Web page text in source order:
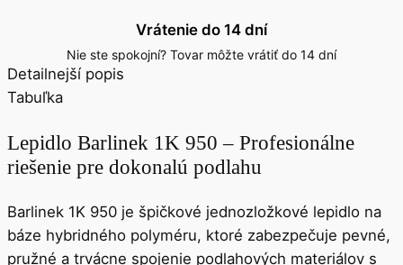
Vrátenie do 14 dní
Nie ste spokojní? Tovar môžte vrátiť do 14 dní
Detailnejší popis
Tabuľka
Lepidlo Barlinek 1K 950 – Profesionálne
riešenie pre dokonalú podlahu
Barlinek 1K 950 je špičkové jednozložkové lepidlo na
báze hybridného polyméru, ktoré zabezpečuje pevné,
pružné a trvácne spojenie podlahových materiálov s